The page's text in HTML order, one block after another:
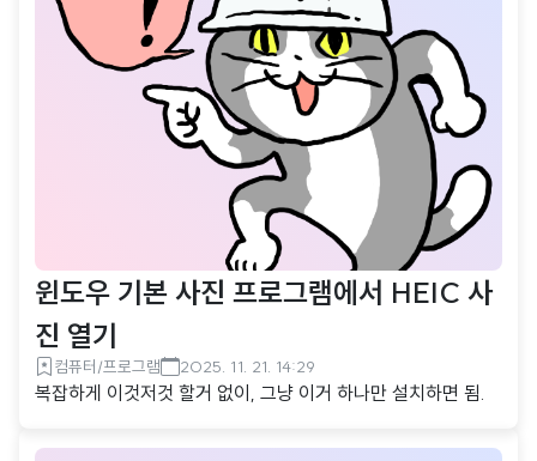
데 난 교체 할 유심을 아직 신청을 안한 상태. 그럼 어디서 신청
하냐.알닷 홈페이지에서 유심 교체 신청 할때 "매장 방문"을 선
택하고 진행 함.그러면 근처 매장을 검색해서 찾으라는데. 대충
아무 이름이나 써서 검색이 안나오게 하고.아래쪽에 택배 관련
메뉴가 나오면 그거 눌러서 주소 입력하고 택배로 받으면 됨. 왜
핸드폰 관련된건 예전이나 지..
윈도우 기본 사진 프로그램에서 HEIC 사
진 열기
컴퓨터/프로그램 2025. 11. 21. 14:29
복잡하게 이것저것 할거 없이, 그냥 이거 하나만 설치하면 됨.